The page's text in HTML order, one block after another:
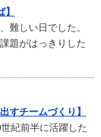
難しい日でした。
題がはっきりした
すチームづくり】
紀前半に活躍した